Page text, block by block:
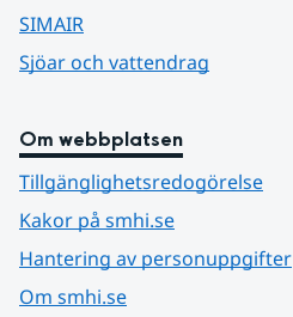
SIMAIR
Sjöar och vattendrag
Om webbplatsen
Tillgänglighetsredogörelse
Kakor på smhi.se
Hantering av personuppgifter
Om smhi.se